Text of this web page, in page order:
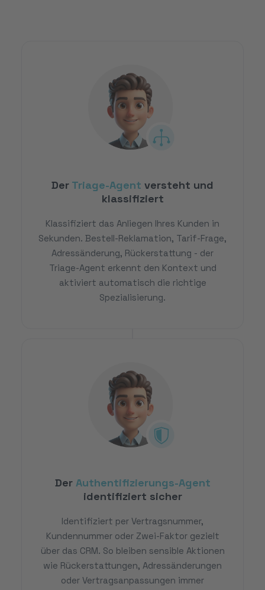
Der Triage-Agent versteht und
klassifiziert
Klassifiziert das Anliegen Ihres Kunden in
Sekunden. Bestell-Reklamation, Tarif-Frage,
Adressänderung, Rückerstattung - der
Triage-Agent erkennt den Kontext und
aktiviert automatisch die richtige
Spezialisierung.
Der Authentifizierungs-Agent
identifiziert sicher
Identifiziert per Vertragsnummer,
Kundennummer oder Zwei-Faktor gezielt
über das CRM. So bleiben sensible Aktionen
wie Rückerstattungen, Adressänderungen
oder Vertragsanpassungen immer